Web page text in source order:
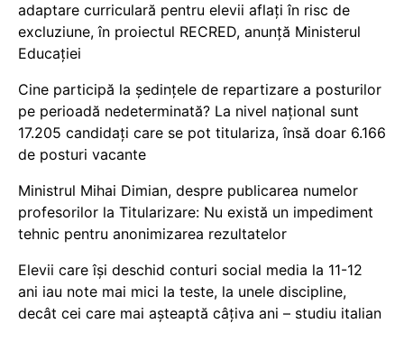
adaptare curriculară pentru elevii aflați în risc de
excluziune, în proiectul RECRED, anunță Ministerul
Educației
Cine participă la ședințele de repartizare a posturilor
pe perioadă nedeterminată? La nivel național sunt
17.205 candidați care se pot titulariza, însă doar 6.166
de posturi vacante
Ministrul Mihai Dimian, despre publicarea numelor
profesorilor la Titularizare: Nu există un impediment
tehnic pentru anonimizarea rezultatelor
Elevii care își deschid conturi social media la 11-12
ani iau note mai mici la teste, la unele discipline,
decât cei care mai așteaptă câțiva ani – studiu italian